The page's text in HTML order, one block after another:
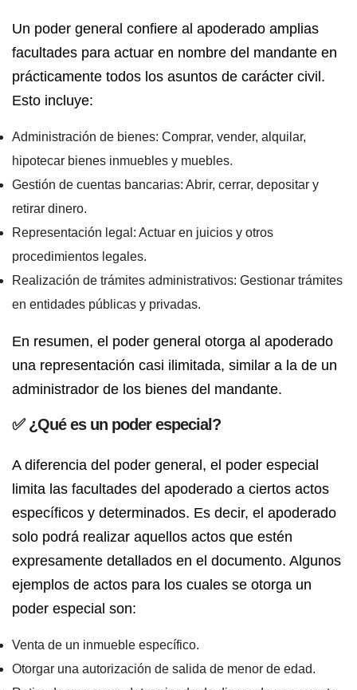
Un poder general confiere al apoderado amplias
facultades para actuar en nombre del mandante en
prácticamente todos los asuntos de carácter civil.
Esto incluye:
Administración de bienes: Comprar, vender, alquilar,
hipotecar bienes inmuebles y muebles.
Gestión de cuentas bancarias: Abrir, cerrar, depositar y
retirar dinero.
Representación legal: Actuar en juicios y otros
procedimientos legales.
Realización de trámites administrativos: Gestionar trámites
en entidades públicas y privadas.
En resumen, el poder general otorga al apoderado
una representación casi ilimitada, similar a la de un
administrador de los bienes del mandante.
✅ ¿Qué es un poder especial?
A diferencia del poder general, el poder especial
limita las facultades del apoderado a ciertos actos
específicos y determinados. Es decir, el apoderado
solo podrá realizar aquellos actos que estén
expresamente detallados en el documento. Algunos
ejemplos de actos para los cuales se otorga un
poder especial son:
Venta de un inmueble específico.
Otorgar una autorización de salida de menor de edad.